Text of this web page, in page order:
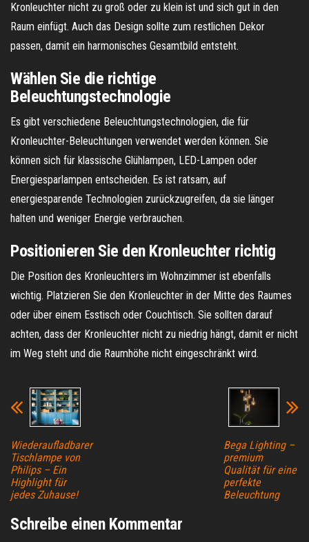
Kronleuchter nicht zu groß oder zu klein ist und sich gut in den
Raum einfügt. Auch das Design sollte zum restlichen Dekor
passen, damit ein harmonisches Gesamtbild entsteht.
Wählen Sie die richtige
Beleuchtungstechnologie
Es gibt verschiedene Beleuchtungstechnologien, die für
Kronleuchter-Beleuchtungen verwendet werden können. Sie
können sich für klassische Glühlampen, LED-Lampen oder
Energiesparlampen entscheiden. Es ist ratsam, auf
energiesparende Technologien zurückzugreifen, da sie länger
halten und weniger Energie verbrauchen.
Positionieren Sie den Kronleuchter richtig
Die Position des Kronleuchters im Wohnzimmer ist ebenfalls
wichtig. Platzieren Sie den Kronleuchter in der Mitte des Raumes
oder über einem Esstisch oder Couchtisch. Sie sollten darauf
achten, dass der Kronleuchter nicht zu niedrig hängt, damit er nicht
im Weg steht und die Raumhöhe nicht eingeschränkt wird.
Wiederaufladbarer
Tischlampe von
Philips – Ein
Highlight für
jedes Zuhause!
Bega Lighting –
premium
Qualität für eine
perfekte
Beleuchtung
Schreibe einen Kommentar